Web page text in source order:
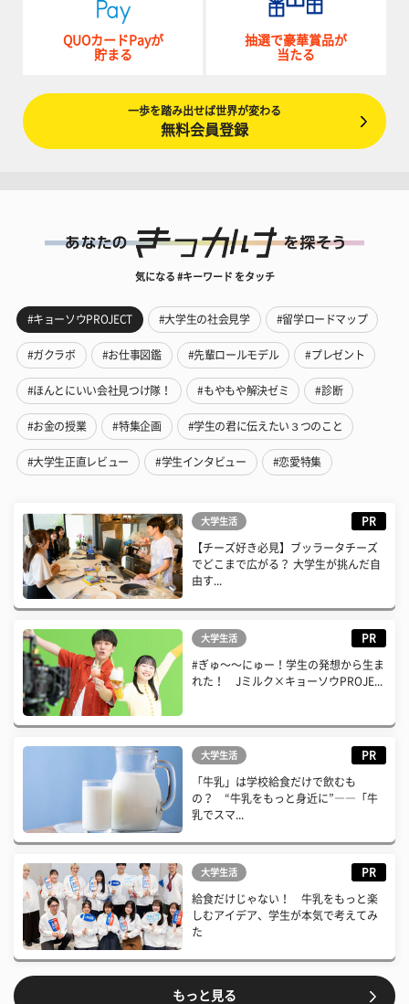
QUOカードPayが
貯まる
抽選で豪華賞品が
当たる
一歩を踏み出せば世界が変わる
無料会員登録
気になる #キーワード をタッチ
#キョーソウPROJECT #大学生の社会見学 #留学ロードマップ
#ガクラボ #お仕事図鑑 #先輩ロールモデル #プレゼント
#ほんとにいい会社見つけ隊！ #もやもや解決ゼミ #診断
#お金の授業 #特集企画 #学生の君に伝えたい３つのこと
#大学生正直レビュー #学生インタビュー #恋愛特集
大学生活 PR
【チーズ好き必見】ブッラータチーズ
でどこまで広がる？ 大学生が挑んだ自
由す...
大学生活 PR
#ぎゅ〜〜にゅー！学生の発想から生ま
れた！ Jミルク×キョーソウPROJE...
大学生活 PR
「牛乳」は学校給食だけで飲むも
の？ “牛乳をもっと身近に”――「牛
乳でスマ...
大学生活 PR
給食だけじゃない！ 牛乳をもっと楽
しむアイデア、学生が本気で考えてみ
た
もっと見る